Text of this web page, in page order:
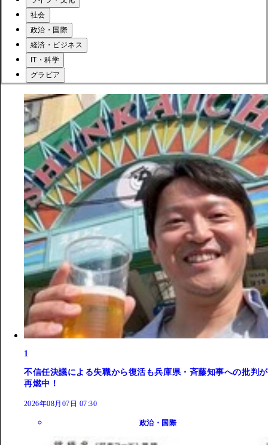
社会
政治・国際
経済・ビジネス
IT・科学
グラビア
1
不信任決議による失職から復活も兵庫県・斉藤知事への批判が
再燃中！
2026年08月07日 07:30
政治・国際